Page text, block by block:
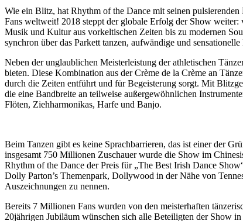
Wie ein Blitz, hat Rhythm of the Dance mit seinen
Fans weltweit! 2018 steppt der globale Erfolg der Show weiter:
Musik und Kultur aus vorkeltischen Zeiten bis zu modernen
synchron über das Parkett tanzen, aufwändige und
Neben der unglaublichen Meisterleistung der athletischen
bieten. Diese Kombination aus der Crème de la Crème an
durch die Zeiten entführt und für Begeisterung sorgt. Mit
die eine Bandbreite an teilweise außergewöhnlichen
Flöten, Ziehharmonikas, Harfe und Banjo.
Beim Tanzen gibt es keine Sprachbarrieren, das ist einer der
insgesamt 750 Millionen Zuschauer wurde die Show im
Rhythm of the Dance der Preis für „The Best Irish Dance
Dolly Parton’s Themenpark, Dollywood in der Nähe von
Auszeichnungen zu nennen.
Bereits 7 Millionen Fans wurden von den meisterhaften
20jährigen Jubiläum wünschen sich alle Beteiligten der Show